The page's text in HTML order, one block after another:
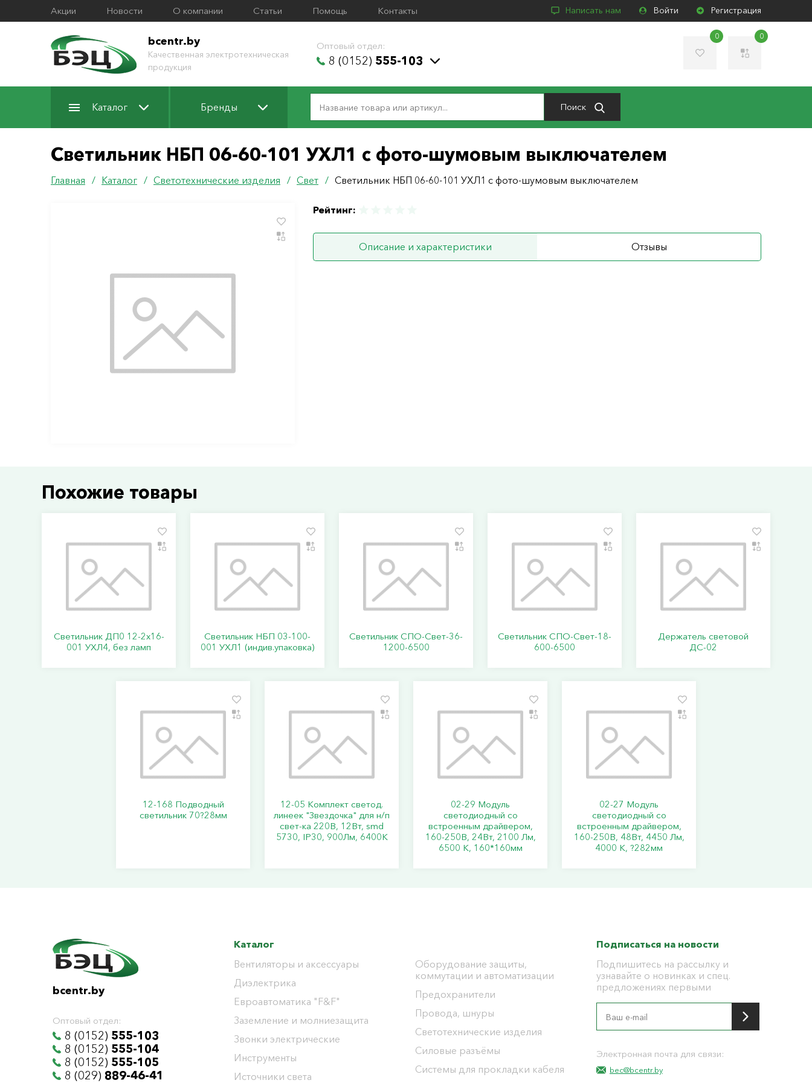
Акции Новости О компании Статьи Помощь Контакты Написать нам Войти Регистрация
bcentr.by
Качественная электротехническая
продукция
Оптовый отдел:
8 (0152) 555-103
0 0
Каталог Бренды Поиск
Светильник НБП 06-60-101 УХЛ1 с фото-шумовым выключателем
Главная / Каталог / Светотехнические изделия / Свет / Светильник НБП 06-60-101 УХЛ1 с фото-шумовым выключателем
Рейтинг:
Описание и характеристики Отзывы
Похожие товары
Светильник ДП0 12-2х16-
001 УХЛ4, без ламп
Светильник НБП 03-100-
001 УХЛ1 (индив.упаковка)
Светильник СПО-Свет-36-
1200-6500
Светильник СПО-Свет-18-
600-6500
Держатель световой
ДС-02
12-168 Подводный
светильник 70?28мм
12-05 Комплект светод.
линеек "Звездочка" для н/п
свет-ка 220В, 12Вт, smd
5730, IP30, 900Лм, 6400К
02-29 Модуль
светодиодный со
встроенным драйвером,
160-250В, 24Вт, 2100 Лм,
6500 К, 160*160мм
02-27 Модуль
светодиодный со
встроенным драйвером,
160-250В, 48Вт, 4450 Лм,
4000 К, ?282мм
bcentr.by
Оптовый отдел:
8 (0152) 555-103
8 (0152) 555-104
8 (0152) 555-105
8 (029) 889-46-41
Каталог
Вентиляторы и аксессуары
Диэлектрика
Евроавтоматика "F&F"
Заземление и молниезащита
Звонки электрические
Инструменты
Источники света
Оборудование защиты,
коммутации и автоматизации
Предохранители
Провода, шнуры
Светотехнические изделия
Силовые разъёмы
Системы для прокладки кабеля
Подписаться на новости
Подпишитесь на рассылку и
узнавайте о новинках и спец.
предложениях первыми
Электронная почта для связи:
bec@bcentr.by